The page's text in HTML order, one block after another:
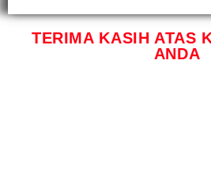
TERIMA KASIH ATAS
ANDA